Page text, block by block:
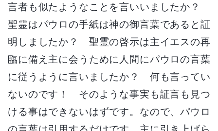
言者も似たようなことを言いいましたか？
聖霊はパウロの手紙は神の御言葉であると証
明しましたか？ 聖霊の啓示は主イエスの再
臨に備え主に会うために人間にパウロの言葉
に従うように言いましたか？ 何も言ってい
ないのです！ そのような事実も証言も見つ
ける事はできないはずです。なので、パウロ